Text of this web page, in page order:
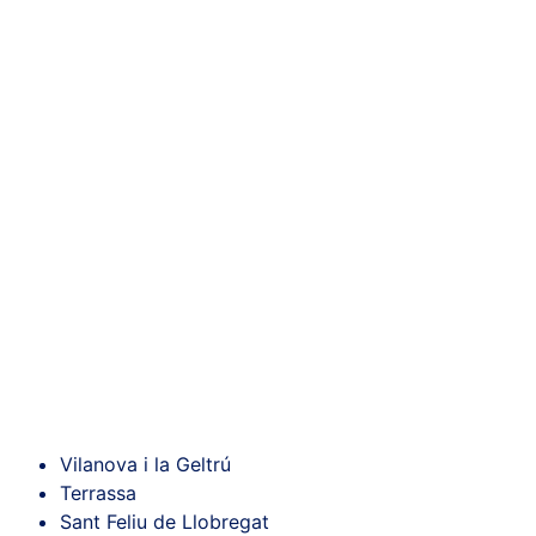
Vilanova i la Geltrú
Terrassa
Sant Feliu de Llobregat